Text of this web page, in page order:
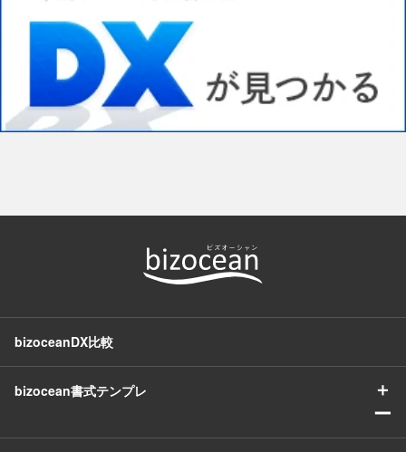
bizoceanDX比較
bizocean書式テンプレ
＋
ー